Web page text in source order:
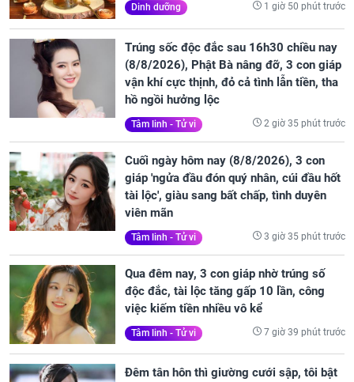
Dinh dưỡng 1 giờ 50 phút trước
Trúng sốc độc đắc sau 16h30 chiều nay
(8/8/2026), Phật Bà nâng đỡ, 3 con giáp
vận khí cực thịnh, đỏ cả tình lẫn tiền, tha
hồ ngồi hưởng lộc
Tâm linh - Tử vi 2 giờ 35 phút trước
Cuối ngày hôm nay (8/8/2026), 3 con
giáp 'ngửa đầu đón quý nhân, cúi đầu hốt
tài lộc', giàu sang bất chấp, tình duyên
viên mãn
Tâm linh - Tử vi 3 giờ 35 phút trước
Qua đêm nay, 3 con giáp nhờ trúng số
độc đắc, tài lộc tăng gấp 10 lần, công
việc kiếm tiền nhiều vô kể
Tâm linh - Tử vi 7 giờ 39 phút trước
Đêm tân hôn thì giường cưới sập, tôi bật